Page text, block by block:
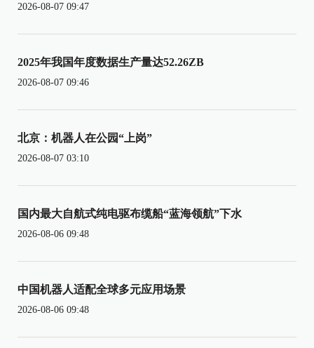
2026-08-07 09:47
2025年我国年度数据生产量达52.26ZB
2026-08-07 09:46
北京：机器人在公园“上岗”
2026-08-07 03:10
国内最大自航式纯电驱布缆船“蓝海领航”下水
2026-08-06 09:48
中国机器人适配全球多元应用场景
2026-08-06 09:48